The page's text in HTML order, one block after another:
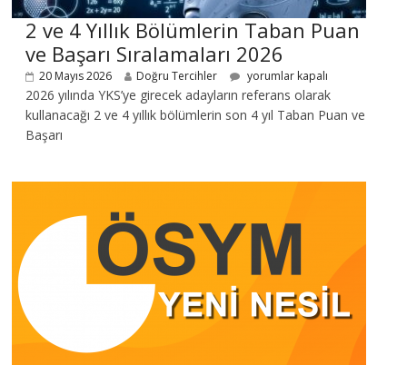
2 ve 4 Yıllık Bölümlerin Taban Puan
ve Başarı Sıralamaları 2026
20 Mayıs 2026 Doğru Tercihler yorumlar kapalı
2026 yılında YKS’ye girecek adayların referans olarak
kullanacağı 2 ve 4 yıllık bölümlerin son 4 yıl Taban Puan ve
Başarı